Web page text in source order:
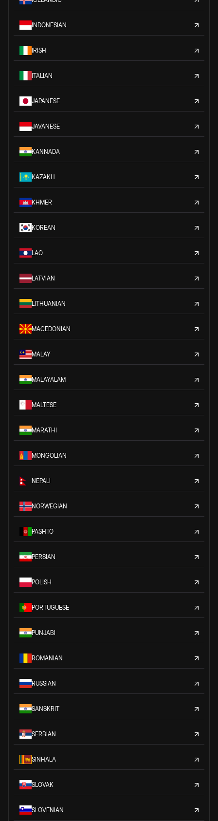
INDONESIAN
IRISH
ITALIAN
JAPANESE
JAVANESE
KANNADA
KAZAKH
KHMER
KOREAN
LAO
LATVIAN
LITHUANIAN
MACEDONIAN
MALAY
MALAYALAM
MALTESE
MARATHI
MONGOLIAN
NEPALI
NORWEGIAN
PASHTO
PERSIAN
POLISH
PORTUGUESE
PUNJABI
ROMANIAN
RUSSIAN
SANSKRIT
SERBIAN
SINHALA
SLOVAK
SLOVENIAN